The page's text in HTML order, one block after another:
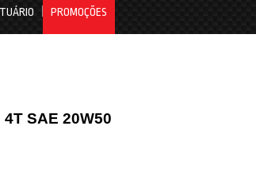
PROMOÇÕES
SAE 20W50